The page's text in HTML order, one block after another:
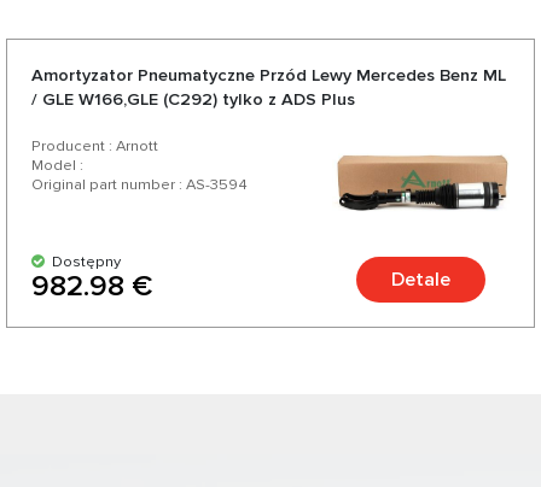
Amortyzator Pneumatyczne Przód Lewy Mercedes Benz ML
/ GLE W166,GLE (C292) tylko z ADS Plus
Producent : Arnott
Model :
Original part number : AS-3594
Dostępny
982.98 € Detale